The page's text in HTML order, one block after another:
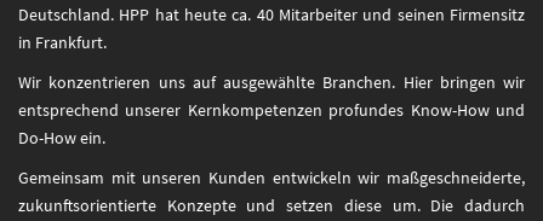
Deutschland. HPP hat heute ca. 40 Mitarbeiter und seinen Firmensitz
in Frankfurt.
Wir konzentrieren uns auf ausgewählte Branchen. Hier bringen wir
entsprechend unserer Kernkompetenzen profundes Know-How und
Do-How ein.
Gemeinsam mit unseren Kunden entwickeln wir maßgeschneiderte,
zukunftsorientierte Konzepte und setzen diese um. Die dadurch